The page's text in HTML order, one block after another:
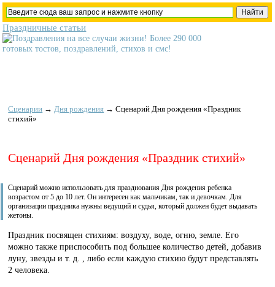
Праздничные статьи
Сценарии → Дня рождения →Сценарий Дня рождения «Праздник
стихий»
Сценарий Дня рождения «Праздник стихий»
Сценарий можно использовать для празднования Дня рождения ребенка
возрастом от 5 до 10 лет. Он интересен как мальчикам, так и девочкам. Для
организации праздника нужны ведущий и судья, который должен будет выдавать
жетоны.
Праздник посвящен стихиям: воздуху, воде, огню, земле. Его
можно также приспособить под большее количество детей, добавив
луну, звезды и т. д. , либо если каждую стихию будут представлять
2 человека.